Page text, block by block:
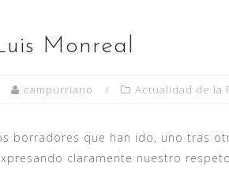
Monreal
campurriano Actualidad de la
borradores que han ido, uno tras
claramente nuestro